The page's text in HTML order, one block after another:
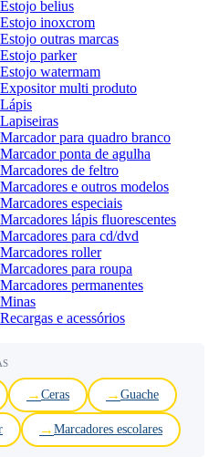
Estojo belius
Estojo inoxcrom
Estojo outras marcas
Estojo parker
Estojo watermam
Expositor multi produto
Lápis
Lapiseiras
Marcador para quadro branco
Marcador ponta de agulha
Marcadores de feltro
Marcadores e outros modelos
Marcadores especiais
Marcadores lápis fluorescentes
Marcadores para cd/dvd
Marcadores roller
Marcadores para roupa
Marcadores permanentes
Minas
Recargas e acessórios
Ceras Guache
Marcadores escolares